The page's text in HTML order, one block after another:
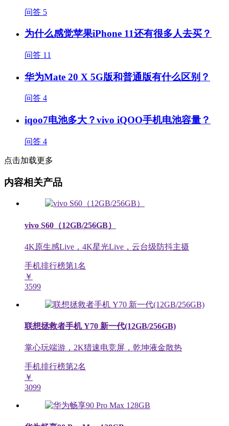
问答 5
为什么感觉苹果iPhone 11还有很多人去买？
问答 11
华为Mate 20 X 5G版和普通版有什么区别？
问答 4
iqoo7电池多大？vivo iQOO手机电池容量？
问答 4
点击加载更多
内容相关产品
vivo S60（12GB/256GB）
4K原生感Live，4K星光Live，云台级防抖主摄
手机排行榜第1名
￥
3599
联想拯救者手机 Y70 新一代(12GB/256GB)
掌心玩端游，2K猎速电竞屏，乾坤液金散热
手机排行榜第2名
￥
3099